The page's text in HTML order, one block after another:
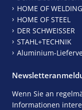
HOME OF WELDING
HOME OF STEEL
DER SCHWEISSER
STAHL+TECHNIK
Aluminium-
Wenn Sie an
Informationen